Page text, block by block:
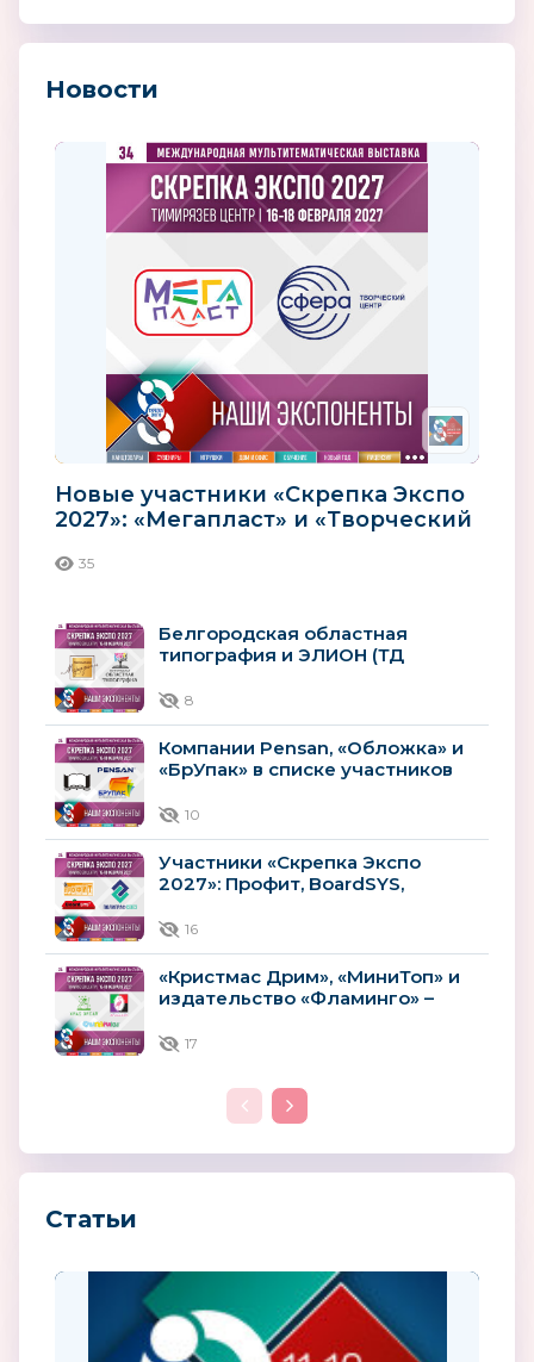
Новости
Новые участники «Скрепка Экспо
2027»: «Мегапласт» и «Творческий
35
Белгородская областная
типография и ЭЛИОН (ТД
«Скрепка Экспо 2027»
8
Компании Pensan, «Обложка» и
«БрУпак» в списке участников
10
Участники «Скрепка Экспо
2027»: Профит, BoardSYS,
16
«Кристмас Дрим», «МиниТоп» и
издательство «Фламинго» –
Экспо»...
17
Статьи